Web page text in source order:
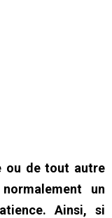
ou de tout autre
un
Ainsi, si